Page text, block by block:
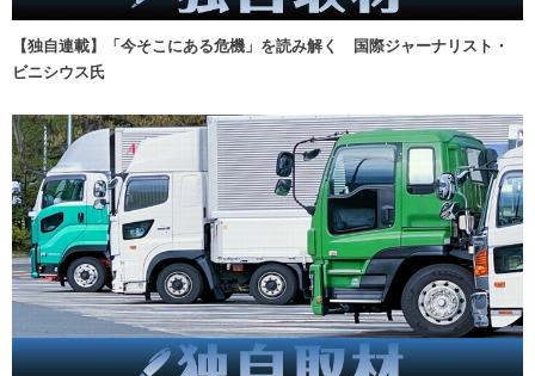
【独自連載】「今そこにある危機」を読み解く 国際ジャーナリスト・
ビニシウス氏